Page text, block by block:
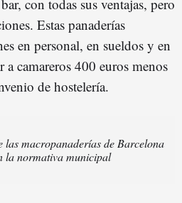
con todas sus ventajas, pero
Estas panaderías
en personal, en sueldos y en
a camareros 400 euros menos
de hostelería.
las macropanaderías de Barcelona
la normativa municipal